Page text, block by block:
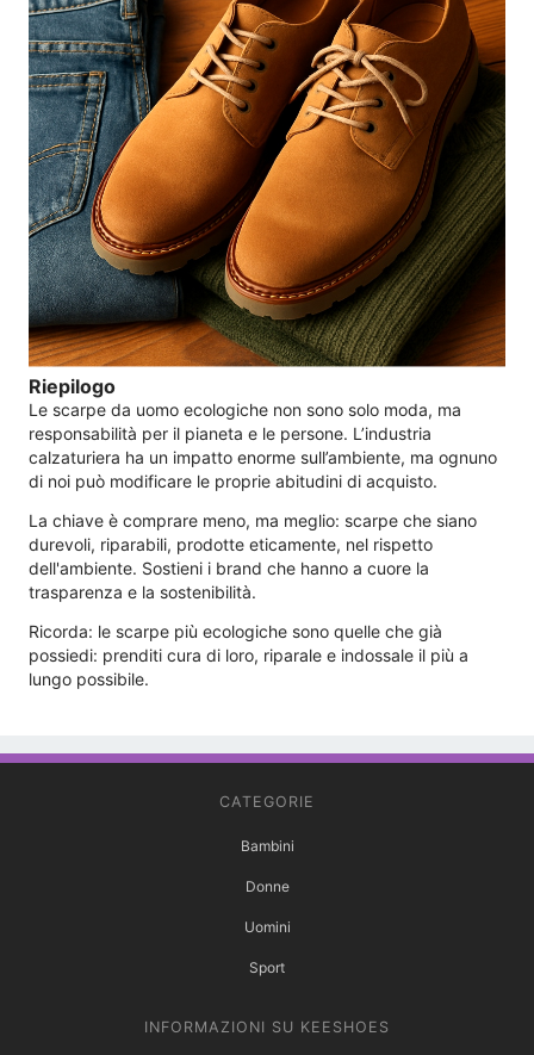
Riepilogo
Le scarpe da uomo ecologiche non sono solo moda, ma
responsabilità per il pianeta e le persone. L’industria
calzaturiera ha un impatto enorme sull’ambiente, ma ognuno
di noi può modificare le proprie abitudini di acquisto.
La chiave è comprare meno, ma meglio: scarpe che siano
durevoli, riparabili, prodotte eticamente, nel rispetto
dell'ambiente. Sostieni i brand che hanno a cuore la
trasparenza e la sostenibilità.
Ricorda: le scarpe più ecologiche sono quelle che già
possiedi: prenditi cura di loro, riparale e indossale il più a
lungo possibile.
CATEGORIE
Bambini
Donne
Uomini
Sport
INFORMAZIONI SU KEESHOES